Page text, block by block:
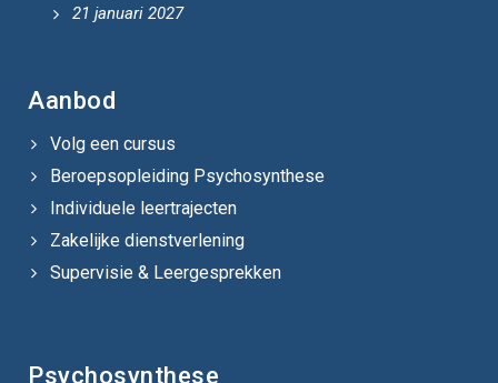
21 januari 2027
Aanbod
Volg een cursus
Beroepsopleiding Psychosynthese
Individuele leertrajecten
Zakelijke dienstverlening
Supervisie & Leergesprekken
Psychosynthese